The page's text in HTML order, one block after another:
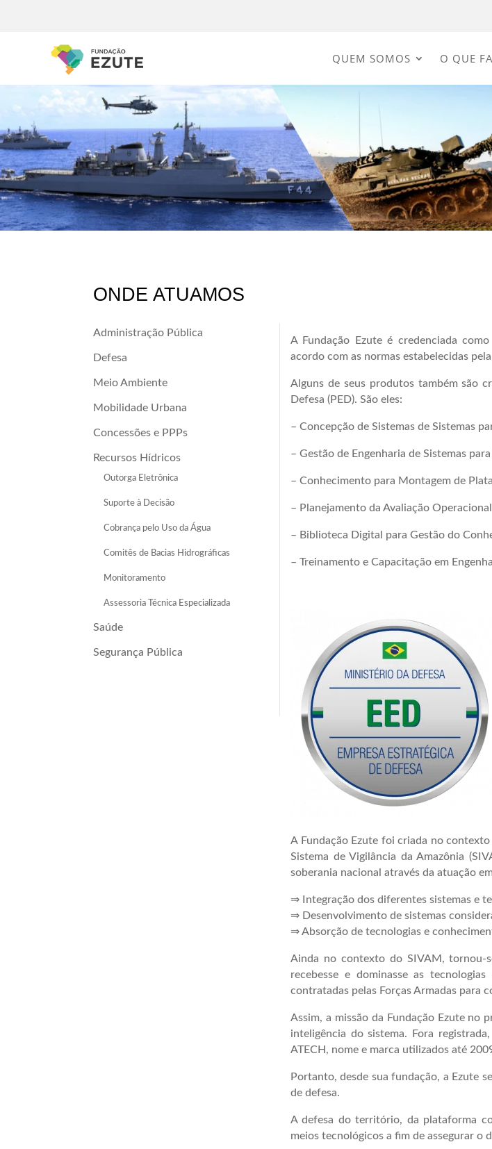
QUEM SOMOS O QUE
ONDE ATUAMOS
Administração Pública
Defesa
Meio Ambiente
Mobilidade Urbana
Concessões e PPPs
Recursos Hídricos
Outorga Eletrônica
Suporte à Decisão
Cobrança pelo Uso da Água
Comitês de Bacias Hidrográficas
Monitoramento
Assessoria Técnica Especializada
Saúde
Segurança Pública
A Fundação Ezute é credenciada
acordo com as normas estabelecidas
Alguns de seus produtos também são
Defesa (PED). São eles:
– Concepção de Sistemas de Sistemas
– Gestão de Engenharia de Sistemas
– Conhecimento para Montagem de
– Planejamento da Avaliação
– Biblioteca Digital para Gestão do
– Treinamento e Capacitação em
A Fundação Ezute foi criada no
Sistema de Vigilância da Amazônia
soberania nacional através da atuação
⇒ Integração dos diferentes sistemas e
⇒ Desenvolvimento de sistemas
⇒ Absorção de tecnologias e
Ainda no contexto do SIVAM, tornou-
recebesse e dominasse as
contratadas pelas Forças Armadas para
Assim, a missão da Fundação Ezute no
inteligência do sistema. Fora
ATECH, nome e marca utilizados até
Portanto, desde sua fundação, a Ezute
de defesa.
A defesa do território, da plataforma
meios tecnológicos a fim de assegurar o